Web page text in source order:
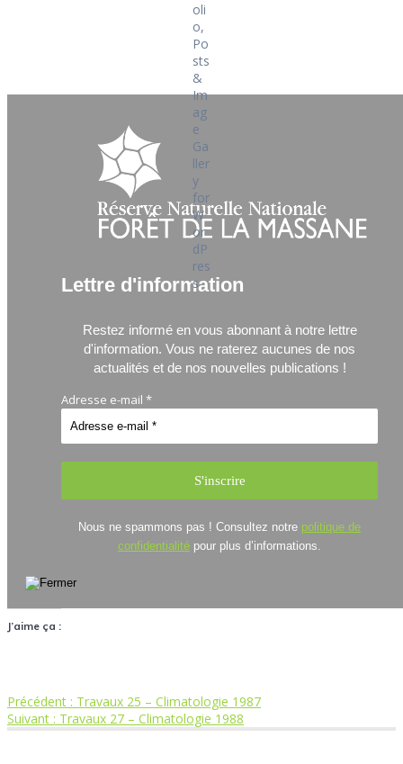
Lettre d'information
Restez informé en vous abonnant à notre lettre
d'information. Vous ne raterez aucunes de nos
actualités et de nos nouvelles publications !
Adresse e-mail *
Nous ne spammons pas ! Consultez notre politique de
confidentialité pour plus d’informations.
J’aime ça :
Navigation
Précédent : Article
précédent
Travaux 25 – Climatologie 1987
Suivant : Article
Travaux 27 – Climatologie 1988